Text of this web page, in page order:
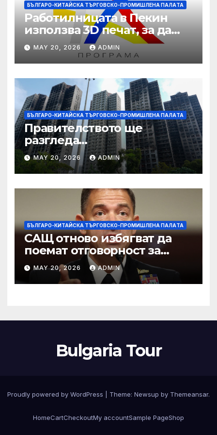
БЪЛГАРО-КИТАЙСКА ТЪРГОВСКО-ПРОМИШЛЕНА ПАЛAТА
Работилницата в Пекин
използва 3D печат, за да
даде възможност на
работниците с увреждания
MAY 20, 2026 ADMIN
БЪЛГАРО-КИТАЙСКА ТЪРГОВСКО-ПРОМИШЛЕНА ПАЛAТА
Правителството ще
разгледа
застрахователните
претенции на Wang Fuk
Court по план за обратно
изкупуване: Хоп
MAY 20, 2026 ADMIN
БЪЛГАРО-КИТАЙСКА ТЪРГОВСКО-ПРОМИШЛЕНА ПАЛAТА
САЩ отново избягват да
поемат отговорност за
нападението в училище в
Иран, при което загинаха
155 души
MAY 20, 2026 ADMIN
Bulgaria Tour
Proudly powered by WordPress Theme: Newsup by Themeansar.
HomeCartCheckoutMy accountSample PageShop